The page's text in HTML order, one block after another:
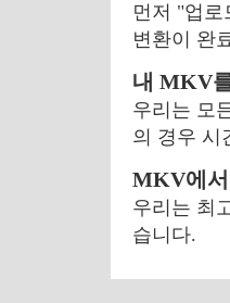
먼저 "업
변환이 완
내 MKV
우리는 모
의 경우 시
MKV에서
우리는 최
습니다.